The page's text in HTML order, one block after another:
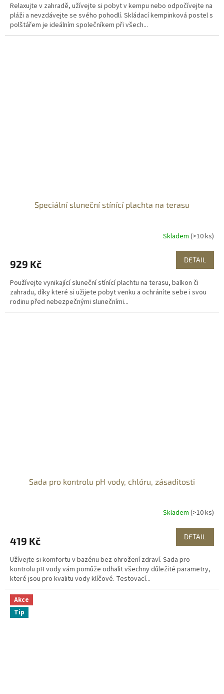
Relaxujte v zahradě, užívejte si pobyt v kempu nebo odpočívejte na
pláži a nevzdávejte se svého pohodlí. Skládací kempinková postel s
polštářem je ideálním společníkem při všech...
Speciální sluneční stínící plachta na terasu
Skladem (>10 ks)
929 Kč DETAIL
Používejte vynikající sluneční stínící plachtu na terasu, balkon či
zahradu, díky které si užijete pobyt venku a ochráníte sebe i svou
rodinu před nebezpečnými slunečními...
Sada pro kontrolu pH vody, chlóru, zásaditosti
Skladem (>10 ks)
419 Kč DETAIL
Užívejte si komfortu v bazénu bez ohrožení zdraví. Sada pro
kontrolu pH vody vám pomůže odhalit všechny důležité parametry,
které jsou pro kvalitu vody klíčové. Testovací...
Akce
Tip